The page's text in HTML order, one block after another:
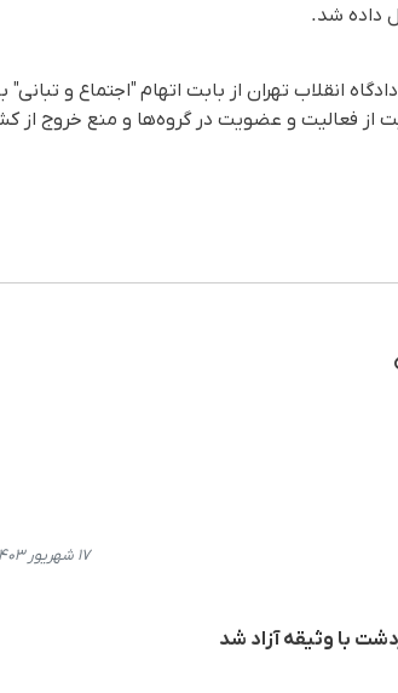
۱۷ شهریور ۱۴۰۳، ۱۹:۴۰
با وثیقه آزاد شد